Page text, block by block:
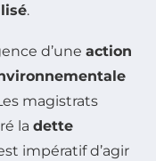
.
d’une action
magistrats
la dette
impératif d’agir